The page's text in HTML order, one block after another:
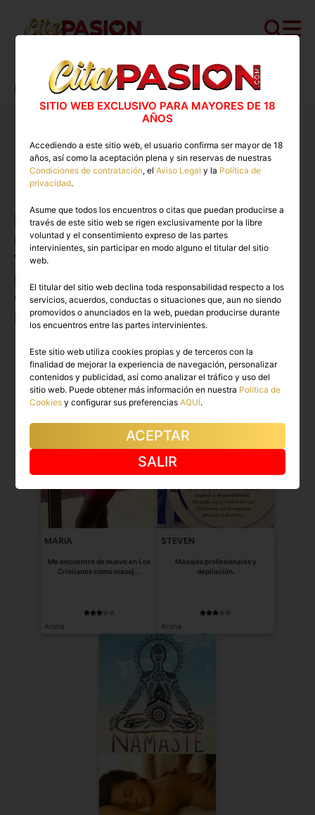
Cita PASION.COM>Masajistas >Tenerife>Arona
Novedades Arona
Conoce las novedades mas
exclusivas de la zona en
CitaPASION.COM
Lo sentimos, no disponemos de
novedades en este momento pero
te invitamos a seguir navegando
por la plataforma donde
descubrirás tu próxima nueva
pasión.
MARIA
Me encuentro de nuevo en Los
Cristianos como masaj...
Arona
STEVEN
Masajes profesionales y
depilación.
Arona
SITIO WEB EXCLUSIVO PARA MAYORES DE 18
AÑOS
Accediendo a este sitio web, el usuario confirma ser mayor de 18
años, así como la aceptación plena y sin reservas de nuestras
Condiciones de contratación, elAviso Legal y la Política de
privacidad.
Asume que todos los encuentros o citas que puedan producirse a
través de este sitio web se rigen exclusivamente por la libre
voluntad y el consentimiento expreso de las partes
intervinientes, sin participar en modo alguno el titular del sitio
web.
El titular del sitio web declina toda responsabilidad respecto a los
servicios, acuerdos, conductas o situaciones que, aun no siendo
promovidos o anunciados en la web, puedan producirse durante
los encuentros entre las partes intervinientes.
Este sitio web utiliza cookies propias y de terceros con la
finalidad de mejorar la experiencia de navegación, personalizar
contenidos y publicidad, así como analizar el tráfico y uso del
sitio web. Puede obtener más información en nuestra Política de
Cookies y configurar sus preferenciasAQUÍ.
ACEPTAR
SALIR